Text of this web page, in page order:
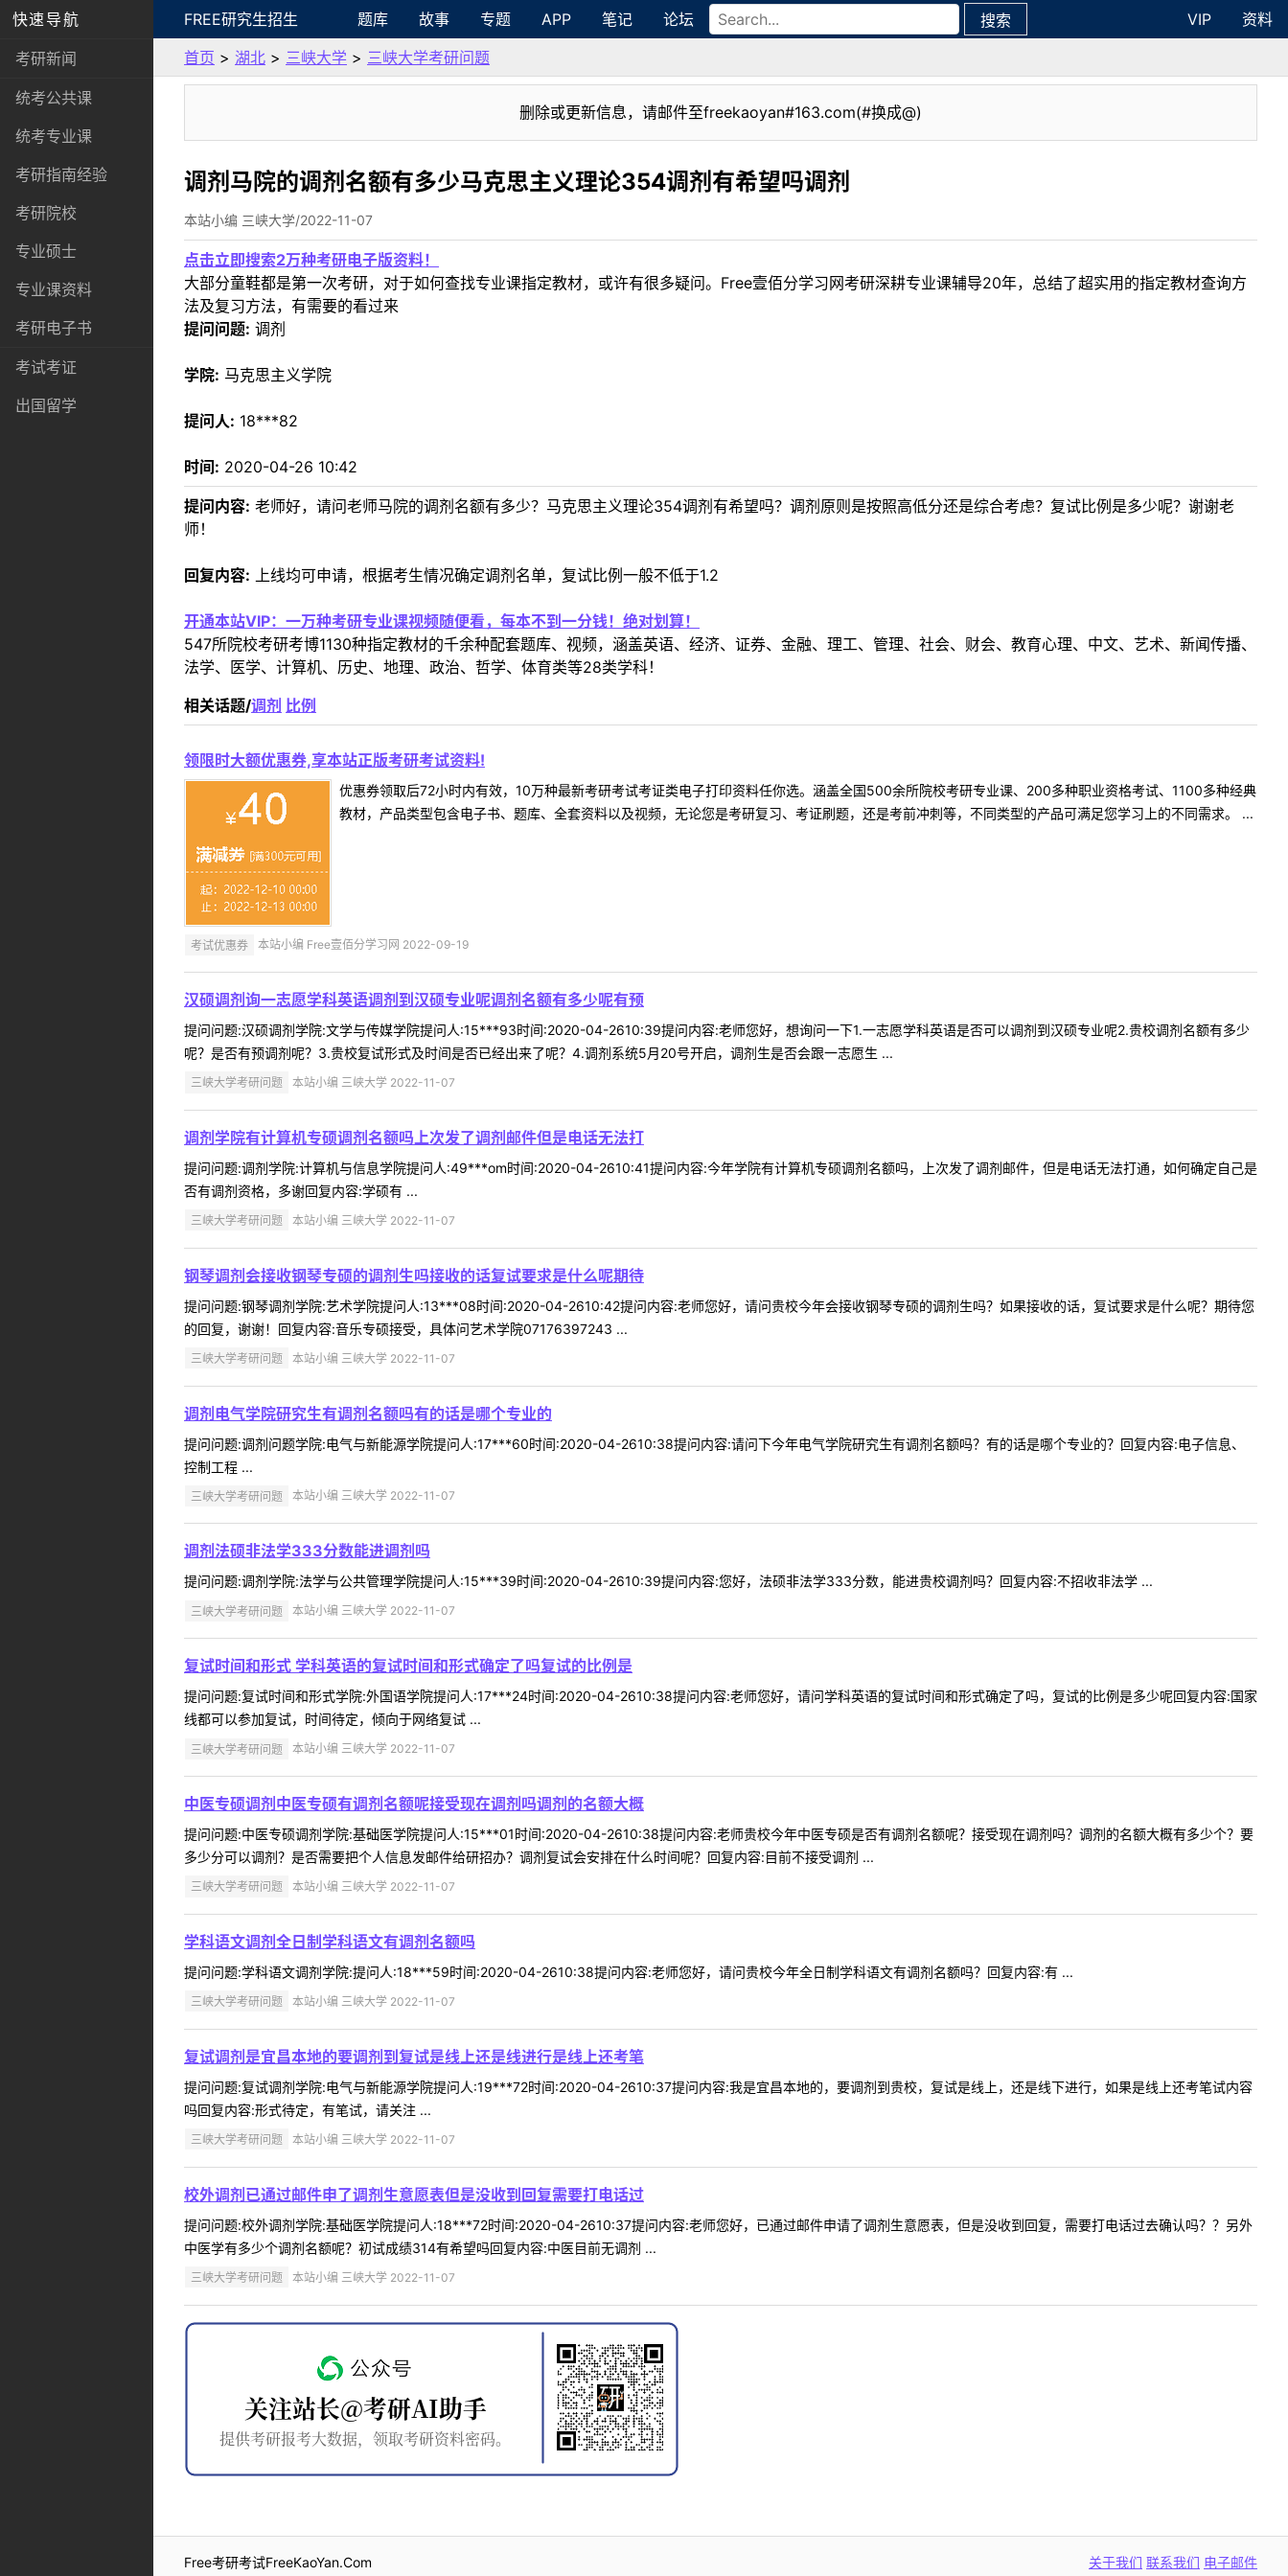
快速导航
考研新闻
统考公共课
统考专业课
考研指南经验
考研院校
专业硕士
专业课资料
考研电子书
考试考证
出国留学
FREE研究生招生 题库 故事 专题 APP 笔记 论坛 搜索 VIP
资料
首页 > 湖北 > 三峡大学 > 三峡大学考研问题
删除或更新信息，请邮件至freekaoyan#163.com(#换成@)
调剂马院的调剂名额有多少马克思主义理论354调剂有希望吗调剂
本站小编 三峡大学/2022-11-07
点击立即搜索2万种考研电子版资料！
大部分童鞋都是第一次考研，对于如何查找专业课指定教材，或许有很多疑问。Free壹佰分学习网考研深耕专业课辅导20年，总结了超实用的指定教材查询方
法及复习方法，有需要的看过来
提问问题: 调剂
学院: 马克思主义学院
提问人: 18***82
时间: 2020-04-26 10:42
提问内容: 老师好，请问老师马院的调剂名额有多少？马克思主义理论354调剂有希望吗？调剂原则是按照高低分还是综合考虑？复试比例是多少呢？谢谢老
师！
回复内容: 上线均可申请，根据考生情况确定调剂名单，复试比例一般不低于1.2
开通本站VIP：一万种考研专业课视频随便看，每本不到一分钱！绝对划算！
547所院校考研考博1130种指定教材的千余种配套题库、视频，涵盖英语、经济、证券、金融、理工、管理、社会、财会、教育心理、中文、艺术、新闻传播、
法学、医学、计算机、历史、地理、政治、哲学、体育类等28类学科！
相关话题/调剂 比例
领限时大额优惠券,享本站正版考研考试资料!
优惠券领取后72小时内有效，10万种最新考研考试考证类电子打印资料任你选。涵盖全国500余所院校考研专业课、200多种职业资格考试、1100多种经典
教材，产品类型包含电子书、题库、全套资料以及视频，无论您是考研复习、考证刷题，还是考前冲刺等，不同类型的产品可满足您学习上的不同需求。 ...
考试优惠券 本站小编 Free壹佰分学习网 2022-09-19
汉硕调剂询一志愿学科英语调剂到汉硕专业呢调剂名额有多少呢有预
提问问题:汉硕调剂学院:文学与传媒学院提问人:15***93时间:2020-04-2610:39提问内容:老师您好，想询问一下1.一志愿学科英语是否可以调剂到汉硕专业呢2.贵校调剂名额有多少
呢？是否有预调剂呢？3.贵校复试形式及时间是否已经出来了呢？4.调剂系统5月20号开启，调剂生是否会跟一志愿生 ...
三峡大学考研问题 本站小编 三峡大学 2022-11-07
调剂学院有计算机专硕调剂名额吗上次发了调剂邮件但是电话无法打
提问问题:调剂学院:计算机与信息学院提问人:49***om时间:2020-04-2610:41提问内容:今年学院有计算机专硕调剂名额吗，上次发了调剂邮件，但是电话无法打通，如何确定自己是
否有调剂资格，多谢回复内容:学硕有 ...
三峡大学考研问题 本站小编 三峡大学 2022-11-07
钢琴调剂会接收钢琴专硕的调剂生吗接收的话复试要求是什么呢期待
提问问题:钢琴调剂学院:艺术学院提问人:13***08时间:2020-04-2610:42提问内容:老师您好，请问贵校今年会接收钢琴专硕的调剂生吗？如果接收的话，复试要求是什么呢？期待您
的回复，谢谢！回复内容:音乐专硕接受，具体问艺术学院07176397243 ...
三峡大学考研问题 本站小编 三峡大学 2022-11-07
调剂电气学院研究生有调剂名额吗有的话是哪个专业的
提问问题:调剂问题学院:电气与新能源学院提问人:17***60时间:2020-04-2610:38提问内容:请问下今年电气学院研究生有调剂名额吗？有的话是哪个专业的？回复内容:电子信息、
控制工程 ...
三峡大学考研问题 本站小编 三峡大学 2022-11-07
调剂法硕非法学333分数能进调剂吗
提问问题:调剂学院:法学与公共管理学院提问人:15***39时间:2020-04-2610:39提问内容:您好，法硕非法学333分数，能进贵校调剂吗？回复内容:不招收非法学 ...
三峡大学考研问题 本站小编 三峡大学 2022-11-07
复试时间和形式 学科英语的复试时间和形式确定了吗复试的比例是
提问问题:复试时间和形式学院:外国语学院提问人:17***24时间:2020-04-2610:38提问内容:老师您好，请问学科英语的复试时间和形式确定了吗，复试的比例是多少呢回复内容:国家
线都可以参加复试，时间待定，倾向于网络复试 ...
三峡大学考研问题 本站小编 三峡大学 2022-11-07
中医专硕调剂中医专硕有调剂名额呢接受现在调剂吗调剂的名额大概
提问问题:中医专硕调剂学院:基础医学院提问人:15***01时间:2020-04-2610:38提问内容:老师贵校今年中医专硕是否有调剂名额呢？接受现在调剂吗？调剂的名额大概有多少个？要
多少分可以调剂？是否需要把个人信息发邮件给研招办？调剂复试会安排在什么时间呢？回复内容:目前不接受调剂 ...
三峡大学考研问题 本站小编 三峡大学 2022-11-07
学科语文调剂全日制学科语文有调剂名额吗
提问问题:学科语文调剂学院:提问人:18***59时间:2020-04-2610:38提问内容:老师您好，请问贵校今年全日制学科语文有调剂名额吗？回复内容:有 ...
三峡大学考研问题 本站小编 三峡大学 2022-11-07
复试调剂是宜昌本地的要调剂到复试是线上还是线进行是线上还考笔
提问问题:复试调剂学院:电气与新能源学院提问人:19***72时间:2020-04-2610:37提问内容:我是宜昌本地的，要调剂到贵校，复试是线上，还是线下进行，如果是线上还考笔试内容
吗回复内容:形式待定，有笔试，请关注 ...
三峡大学考研问题 本站小编 三峡大学 2022-11-07
校外调剂已通过邮件申了调剂生意愿表但是没收到回复需要打电话过
提问问题:校外调剂学院:基础医学院提问人:18***72时间:2020-04-2610:37提问内容:老师您好，已通过邮件申请了调剂生意愿表，但是没收到回复，需要打电话过去确认吗？？另外
中医学有多少个调剂名额呢？初试成绩314有希望吗回复内容:中医目前无调剂 ...
三峡大学考研问题 本站小编 三峡大学 2022-11-07
Free考研考试FreeKaoYan.Com
关于我们 联系我们 电子邮件